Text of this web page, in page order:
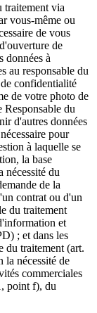
traitement via
vous-même ou
de vous
de
données à
au responsable du
confidentialité
de votre photo de
du
d'autres données
pour
à laquelle se
la base
nécessité du
de la
contrat ou d'un
du traitement
et
; et dans les
du traitement (art.
la nécessité de
commerciales
point f), du